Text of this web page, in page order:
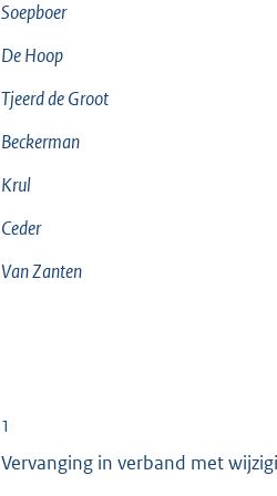
Soepboer
De Hoop
Tjeerd de Groot
Beckerman
Krul
Ceder
Van Zanten
1
Vervanging in verband met